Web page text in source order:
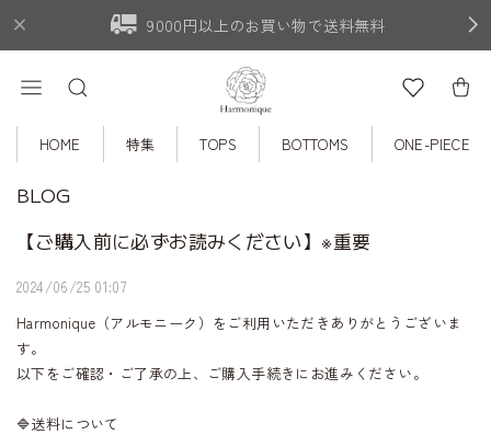
9000円以上のお買い物で送料無料
HOME 特集 TOPS BOTTOMS ONE-PIECE
BLOG
【ご購入前に必ずお読みください】※重要
2024/06/25 01:07
Harmonique（アルモニーク）をご利用いただきありがとうございま
す。
以下をご確認・ご了承の上、ご購入手続きにお進みください。
🔷送料について